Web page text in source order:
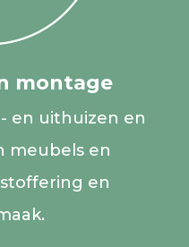
montage
en uithuizen en
meubels en
en